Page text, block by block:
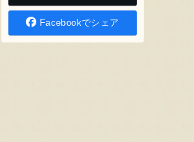
Facebookでシェア